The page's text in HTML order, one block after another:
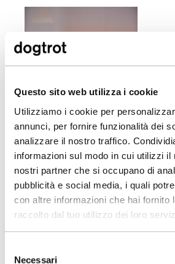
Questo sito web utilizza i cookie
Utilizziamo i cookie per
annunci, per fornire funzionalità dei
analizzare il nostro traffico.
informazioni sul modo in cui utilizzi il
nostri partner che si occupano di
pubblicità e social media, i quali
con altre informazioni che hai fornito
raccolto dal tuo utilizzo dei loro
Necessari